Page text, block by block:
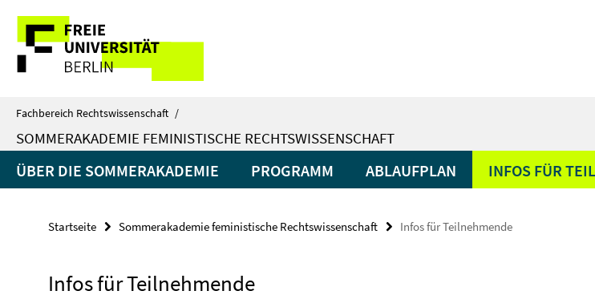
direkt
Inhalt
Service-
Navigation
Fachbereich Rechtswissenschaft /
SOMMERAKADEMIE FEMINISTISCHE RECHTSWISSENSCHAFT
ÜBER DIE SOMMERAKADEMIE PROGRAMM ABLAUFPLAN INFOS FÜR
Startseite Sommerakademie feministische Rechtswissenschaft Infos für Teilnehmende
Infos für Teilnehmende